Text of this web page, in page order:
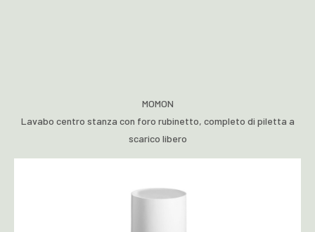
MOMON
Lavabo centro stanza con foro rubinetto, completo di piletta a
scarico libero